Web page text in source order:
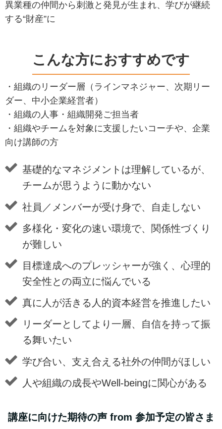
異業種の仲間から刺激と発見が生まれ、学びが継続
する“財産”に
こんな方におすすめです
・組織のリーダー層（ラインマネジャー、次期リー
ダー、中小企業経営者）
・組織の人事・組織開発ご担当者
・組織やチームを対象に支援したいコーチや、企業
向け講師の方
基礎的なマネジメントは理解しているが、
チームが思うように動かない
社員／メンバーが受け身で、自走しない
多様化・変化の速い環境で、関係性づくり
が難しい
目標達成へのプレッシャーが強く、心理的
安全性との両立に悩んでいる
真に人が活きる人的資本経営を推進したい
リーダーとしてより一層、自信を持って振
る舞いたい
学び合い、支え合える社外の仲間がほしい
人や組織の成長やWell-beingに関心がある
講座に向けた期待の声 from 参加予定の皆さま